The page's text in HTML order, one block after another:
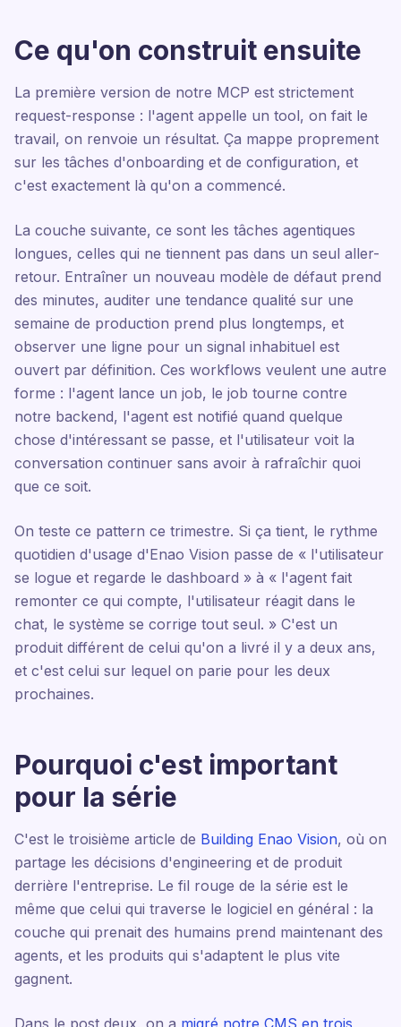
Ce qu'on construit ensuite
La première version de notre MCP est strictement
request-response : l'agent appelle un tool, on fait le
travail, on renvoie un résultat. Ça mappe proprement
sur les tâches d'onboarding et de configuration, et
c'est exactement là qu'on a commencé.
La couche suivante, ce sont les tâches agentiques
longues, celles qui ne tiennent pas dans un seul aller-
retour. Entraîner un nouveau modèle de défaut prend
des minutes, auditer une tendance qualité sur une
semaine de production prend plus longtemps, et
observer une ligne pour un signal inhabituel est
ouvert par définition. Ces workflows veulent une autre
forme : l'agent lance un job, le job tourne contre
notre backend, l'agent est notifié quand quelque
chose d'intéressant se passe, et l'utilisateur voit la
conversation continuer sans avoir à rafraîchir quoi
que ce soit.
On teste ce pattern ce trimestre. Si ça tient, le rythme
quotidien d'usage d'Enao Vision passe de « l'utilisateur
se logue et regarde le dashboard » à « l'agent fait
remonter ce qui compte, l'utilisateur réagit dans le
chat, le système se corrige tout seul. » C'est un
produit différent de celui qu'on a livré il y a deux ans,
et c'est celui sur lequel on parie pour les deux
prochaines.
Pourquoi c'est important
pour la série
C'est le troisième article de Building Enao Vision, où on
partage les décisions d'engineering et de produit
derrière l'entreprise. Le fil rouge de la série est le
même que celui qui traverse le logiciel en général : la
couche qui prenait des humains prend maintenant des
agents, et les produits qui s'adaptent le plus vite
gagnent.
Dans le post deux, on a migré notre CMS en trois